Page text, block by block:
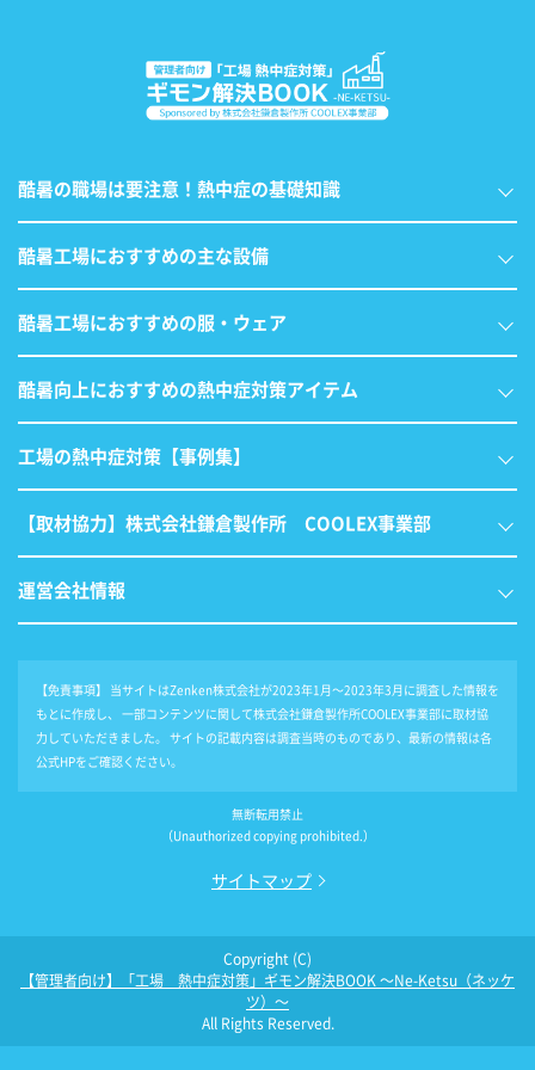
酷暑の職場は要注意！熱中症の基礎知識
酷暑工場におすすめの主な設備
酷暑工場におすすめの服・ウェア
酷暑向上におすすめの熱中症対策アイテム
工場の熱中症対策【事例集】
【取材協力】株式会社鎌倉製作所 COOLEX事業部
運営会社情報
【免責事項】 当サイトはZenken株式会社が2023年1月～2023年3月に調査した情報を
もとに作成し、 一部コンテンツに関して株式会社鎌倉製作所COOLEX事業部に取材協
力していただきました。 サイトの記載内容は調査当時のものであり、最新の情報は各
公式HPをご確認ください。
無断転用禁止
（Unauthorized copying prohibited.）
サイトマップ
Copyright (C)
【管理者向け】「工場 熱中症対策」ギモン解決BOOK ～Ne-Ketsu（ネッケ
ツ）～
All Rights Reserved.